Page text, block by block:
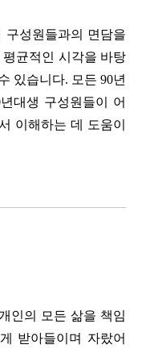
구성원들과의 면담을
균적인 시각을 바탕
있습니다. 모든 90년
대생 구성원들이 어
이해하는 데 도움이
인의 모든 삶을 책임
받아들이며 자랐어